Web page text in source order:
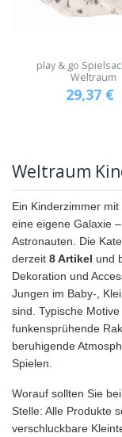
play & go
Weltraum
29,37 €
Weltraum
Ein Kinderzimmer
eine eigene Galaxie
Astronauten. Die
derzeit 8 Artikel und
Dekoration und
Jungen im Baby-,
sind. Typische
funkensprühende
beruhigende
Spielen.
Worauf sollten Sie
Stelle: Alle Produkte
verschluckbare